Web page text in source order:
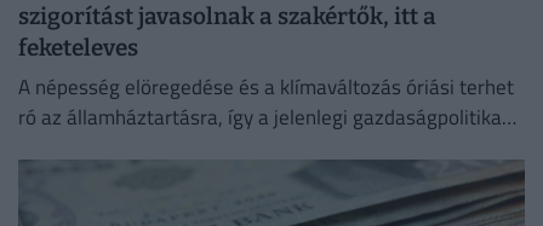
szigorítást javasolnak a szakértők, itt a
feketeleves
A népesség elöregedése és a klímaváltozás óriási terhet
ró az államháztartásra, így a jelenlegi gazdaságpolitika